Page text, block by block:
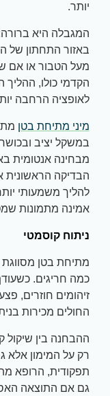
יותר.
המגבלה היא
באזור התחתון של
מעל הטבור או אם
הקדמי כולו, ההליך
לאופציה הרחבה
מיני מתיחת בטן
במשקל יציב
מבחינה אנטומית
הבדיקה הראשונית
להליך משמעותי
אמינה מתמונות
ניתוח קוסמטי
מתיחת בטן
כמה חריגים.
זיהומים חוזרים,
החולים מכירות
ההבחנה בין שיקול
רק על המימון אלא
תפקודית, הרופא
גם אם התוצאה